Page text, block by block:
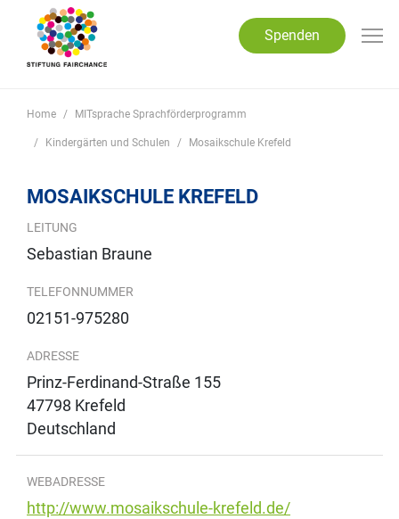
Spenden
Home MITsprache Sprachförderprogramm
Kindergärten und Schulen Mosaikschule Krefeld
MOSAIKSCHULE KREFELD
LEITUNG
Sebastian Braune
TELEFONNUMMER
02151-975280
ADRESSE
Prinz-Ferdinand-Straße 155
47798 Krefeld
Deutschland
WEBADRESSE
http://www.mosaikschule-krefeld.de/